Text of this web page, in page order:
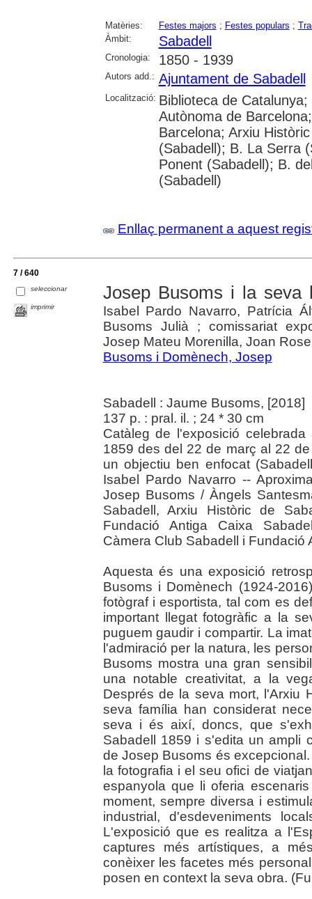
Matèries: Festes majors ; Festes populars ;
Àmbit:
Sabadell
Cronologia: 1850 - 1939
Autors add.: Ajuntament de Sabadell
Localització: Biblioteca de
Autònoma de
Barcelona; Arxiu
(Sabadell); B. La Serra
Ponent (Sabadell); B.
(Sabadell)
Enllaç permanent a aquest
7 / 640
seleccionar
imprimir
Josep Busoms i la seva
Isabel Pardo Navarro, Patrícia
Busoms Julià ; comissariat
Josep Mateu Morenilla, Joan
Busoms i Domènech, Josep
Sabadell : Jaume Busoms, [2018]
137 p. : pral. il. ; 24 * 30 cm
Catàleg de l'exposició
1859 des del 22 de març al 22
un objectiu ben enfocat
Isabel Pardo Navarro --
Josep Busoms / Àngels
Sabadell, Arxiu Històric de
Fundació Antiga Caixa
Càmera Club Sabadell i Fundació
Aquesta és una exposició
Busoms i Domènech (1924-
fotògraf i esportista, tal com es
important llegat fotogràfic a la
puguem gaudir i compartir. La
l'admiració per la natura, les
Busoms mostra una gran
una notable creativitat, a la
Després de la seva mort, l'Arxiu
seva família han considerat
seva i és així, doncs, que
Sabadell 1859 i s'edita un ampli
de Josep Busoms és
la fotografia i el seu ofici de
espanyola que li oferia
moment, sempre diversa i
industrial, d'esdeveniments
L'exposició que es realitza a
captures més artístiques, a
conèixer les facetes més
posen en context la seva obra.